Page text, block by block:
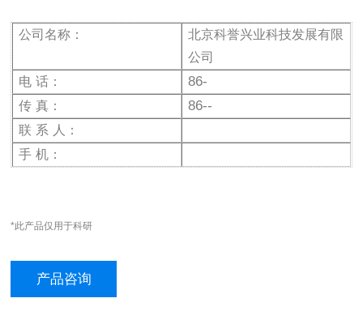
公司名称：
北京科誉兴业科技发展有限
公司
电 话： 86-
传 真： 86--
联 系 人：
手 机：
*此产品仅用于科研
产品咨询